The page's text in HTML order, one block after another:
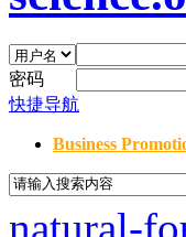
密码
快捷导航
Business
natural-